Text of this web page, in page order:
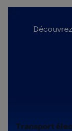
Transport